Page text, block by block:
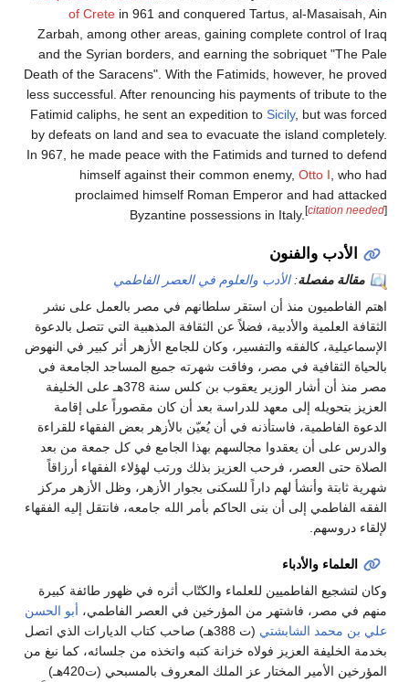
of Crete in 961 and conquered Tartus, al-Masaisah, Ain
Zarbah, among other areas, gaining complete control of Iraq
and the Syrian borders, and earning the sobriquet "The Pale
Death of the Saracens". With the Fatimids, however, he proved
less successful. After renouncing his payments of tribute to the
Fatimid caliphs, he sent an expedition to Sicily, but was forced
by defeats on land and sea to evacuate the island completely.
In 967, he made peace with the Fatimids and turned to defend
himself against their common enemy, Otto I , who had
proclaimed himself Roman Emperor and had attacked
Byzantine possessions in Italy. [citation needed]
الأدب والفنون
مقالة مفصلة:الأدب والعلوم في العصر الفاطمي
اهتم الفاطميون منذ أن استقر سلطانهم في مصر بالعمل على نشر
الثقافة العلمية والأدبية، فضلاً عن الثقافة المذهبية التي تتصل بالدعوة
الإسماعيلية، كالفقه والتفسير، وكان للجامع الأزهر أثر كبير في النهوض
بالحياة الثقافية في مصر، وفاقت شهرته جميع المساجد الجامعة في
مصر منذ أن أشار الوزير يعقوب بن كلس سنة 378هـ على الخليفة
العزيز بتحويله إلى معهد للدراسة بعد أن كان مقصوراً على إقامة
الدعوة الفاطمية، فاستأذنه في أن يُعيّن بالأزهر بعض الفقهاء للقراءة
والدرس على أن يعقدوا مجالسهم بهذا الجامع في كل جمعة من بعد
الصلاة حتى العصر، فرحب العزيز بذلك ورتب لهؤلاء الفقهاء أرزاقاً
شهرية ثابتة وأنشأ لهم داراً للسكنى بجوار الأزهر، وظل الأزهر مركز
الفقه الفاطمي إلى أن بنى الحاكم بأمر الله جامعه، فانتقل إليه الفقهاء
لإلقاء دروسهم.
العلماء والأدباء
وكان لتشجيع الفاطميين للعلماء والكتّاب أثره في ظهور طائفة كبيرة
منهم في مصر، فاشتهر من المؤرخين في العصر الفاطمي، أبو الحسن
علي بن محمد الشابشتي
(ت 388هـ) صاحب كتاب الديارات الذي اتصل
بخدمة الخليفة العزيز فولاه خزانة كتبه واتخذه من جلسائه، كما نبغ من
المؤرخين الأمير المختار عز الملك المعروف بالمسبحي (ت420هـ)